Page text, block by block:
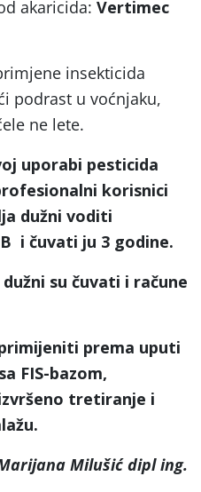
akaricida: Vertimec
insekticida
podrast u voćnjaku,
ne lete.
uporabi pesticida
korisnici
dužni voditi
i čuvati ju 3 godine.
su čuvati i račune
prema uputi
FIS-bazom,
tretiranje i
Milušić dipl ing.